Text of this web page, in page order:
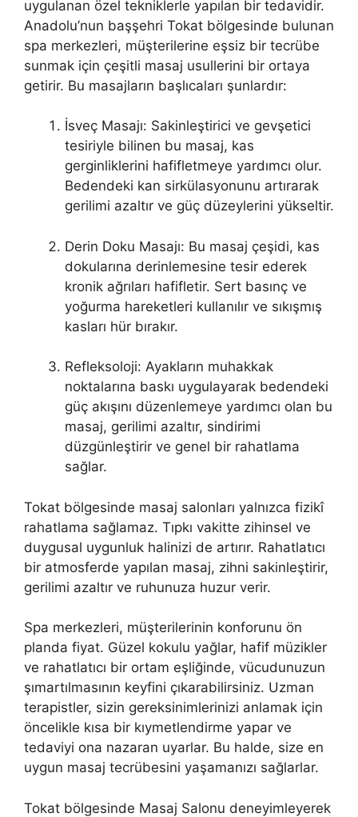
uygulanan özel tekniklerle yapılan bir tedavidir.
Anadolu’nun başşehri Tokat bölgesinde bulunan
spa merkezleri, müşterilerine eşsiz bir tecrübe
sunmak için çeşitli masaj usullerini bir ortaya
getirir. Bu masajların başlıcaları şunlardır:
İsveç Masajı: Sakinleştirici ve gevşetici
tesiriyle bilinen bu masaj, kas
gerginliklerini hafifletmeye yardımcı olur.
Bedendeki kan sirkülasyonunu artırarak
gerilimi azaltır ve güç düzeylerini yükseltir.
Derin Doku Masajı: Bu masaj çeşidi, kas
dokularına derinlemesine tesir ederek
kronik ağrıları hafifletir. Sert basınç ve
yoğurma hareketleri kullanılır ve sıkışmış
kasları hür bırakır.
Refleksoloji: Ayakların muhakkak
noktalarına baskı uygulayarak bedendeki
güç akışını düzenlemeye yardımcı olan bu
masaj, gerilimi azaltır, sindirimi
düzgünleştirir ve genel bir rahatlama
sağlar.
Tokat bölgesinde masaj salonları yalnızca fizikî
rahatlama sağlamaz. Tıpkı vakitte zihinsel ve
duygusal uygunluk halinizi de artırır. Rahatlatıcı
bir atmosferde yapılan masaj, zihni sakinleştirir,
gerilimi azaltır ve ruhunuza huzur verir.
Spa merkezleri, müşterilerinin konforunu ön
planda fiyat. Güzel kokulu yağlar, hafif müzikler
ve rahatlatıcı bir ortam eşliğinde, vücudunuzun
şımartılmasının keyfini çıkarabilirsiniz. Uzman
terapistler, sizin gereksinimlerinizi anlamak için
öncelikle kısa bir kıymetlendirme yapar ve
tedaviyi ona nazaran uyarlar. Bu halde, size en
uygun masaj tecrübesini yaşamanızı sağlarlar.
Tokat bölgesinde Masaj Salonu deneyimleyerek